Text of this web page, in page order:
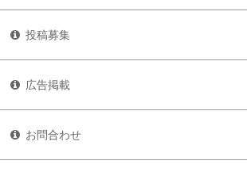
投稿募集
広告掲載
お問合わせ